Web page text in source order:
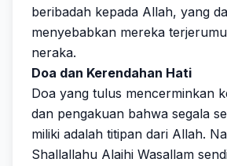
beribadah kepada Allah, yang
menyebabkan mereka
neraka.
Doa dan Kerendahan Hati
Doa yang tulus mencerminkan
dan pengakuan bahwa segala
miliki adalah titipan dari Allah.
Shallallahu Alaihi Wasallam